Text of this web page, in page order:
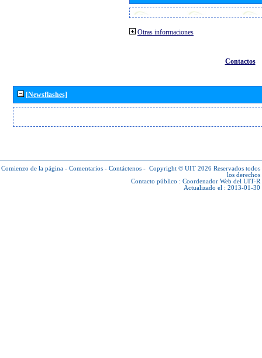
Otras informaciones
Contactos
[Newsflashes]
Comienzo de la página - Comentarios - Contáctenos - Copyright © UIT 2026 Reservados todos
los derechos
Contacto público : Coordenador Web del UIT-R
Actualizado el : 2013-01-30